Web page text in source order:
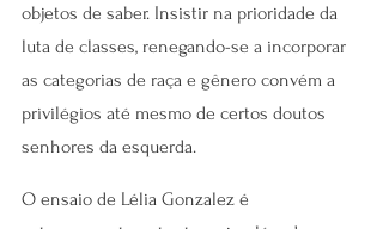
objetos de saber. Insistir na prioridade da
luta de classes, renegando-se a incorporar
as categorias de raça e gênero convém a
privilégios até mesmo de certos doutos
senhores da esquerda.
O ensaio de Lélia Gonzalez é